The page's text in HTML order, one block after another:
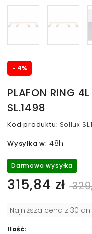
- 4%
PLAFON RING
SL.1498
Kod produktu: Sollux
Wysyłka w: 48h
Darmowa wysyłka
315,84 zł
Najniższa cena z 30
Ilość: